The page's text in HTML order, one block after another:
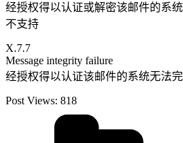
经授权得以认证或解密该邮件的系
不支持
X.7.7
Message integrity failure
经授权得以认证该邮件的系统无法
Post Views: 818